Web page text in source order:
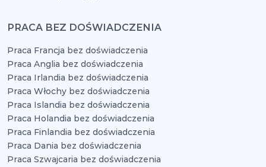
PRACA BEZ DOŚWIADCZENIA
Praca Francja bez doświadczenia
Praca Anglia bez doświadczenia
Praca Irlandia bez doświadczenia
Praca Włochy bez doświadczenia
Praca Islandia bez doświadczenia
Praca Holandia bez doświadczenia
Praca Finlandia bez doświadczenia
Praca Dania bez doświadczenia
Praca Szwajcaria bez doświadczenia